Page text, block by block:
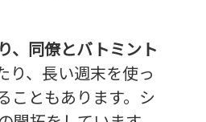
、同僚とバトミント
り、長い週末を使っ
こともあります。シ